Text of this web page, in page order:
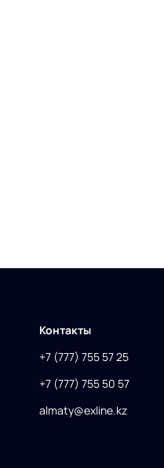
Контакты
+7 (777) 755 57 25
+7 (777) 755 50 57
almaty@exline.kz